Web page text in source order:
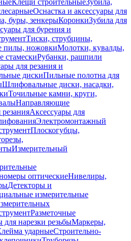
Клещи строительныеЗубила,
Оснастка и аксессуары для
буры, зенкерыКоронкиЗубила для
для бурения и
Тиски, струбцины,
пилы, ножовкиМолотки, кувалды,
стамескиРубанки, рашпили
для резания и
дискиПильные полотна для
Шлифовальные диски, насадки,
Точильные камни, круги,
Направляющие
Аксессуары для
Электромонтажный
Плоскогубцы,
Измерительный
оптическиеНивелиры,
Детекторы и
измерительные
Разметочные
нарезки резьбыМаркеры,
ударныеСтроительно-